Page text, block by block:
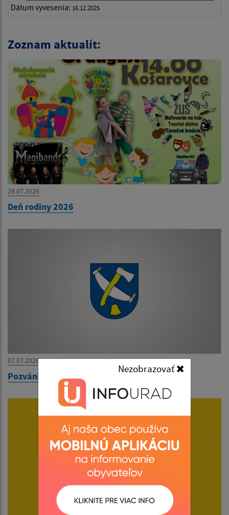
Nezobrazovať
Dátum vyvesenia: 16.12.2025
Zoznam aktualít:
28.07.2026
Deň rodiny 2026
07.07.2026
Pozvánka na zasadnutie OZ dňa 10.07.2026